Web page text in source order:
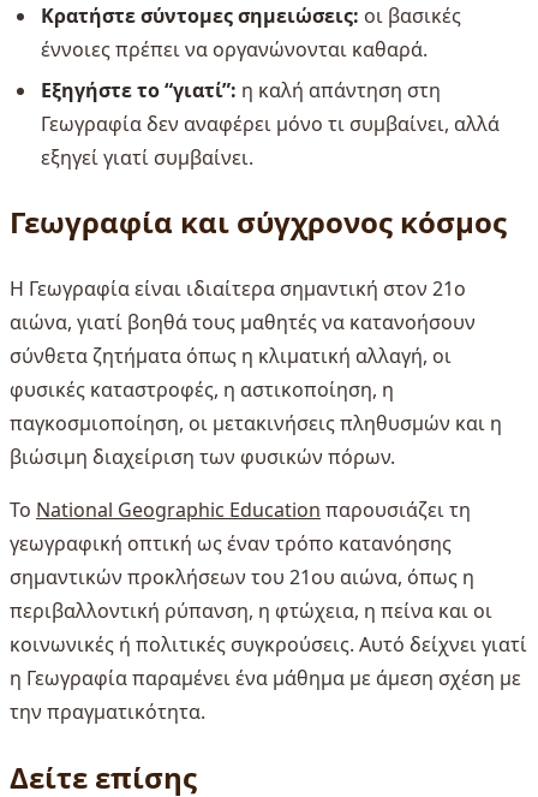
Κρατήστε σύντομες σημειώσεις: οι βασικές
έννοιες πρέπει να οργανώνονται καθαρά.
Εξηγήστε το “γιατί”: η καλή απάντηση στη
Γεωγραφία δεν αναφέρει μόνο τι συμβαίνει, αλλά
εξηγεί γιατί συμβαίνει.
Γεωγραφία και σύγχρονος κόσμος
Η Γεωγραφία είναι ιδιαίτερα σημαντική στον 21ο
αιώνα, γιατί βοηθά τους μαθητές να κατανοήσουν
σύνθετα ζητήματα όπως η κλιματική αλλαγή, οι
φυσικές καταστροφές, η αστικοποίηση, η
παγκοσμιοποίηση, οι μετακινήσεις πληθυσμών και η
βιώσιμη διαχείριση των φυσικών πόρων.
Το National Geographic Education παρουσιάζει τη
γεωγραφική οπτική ως έναν τρόπο κατανόησης
σημαντικών προκλήσεων του 21ου αιώνα, όπως η
περιβαλλοντική ρύπανση, η φτώχεια, η πείνα και οι
κοινωνικές ή πολιτικές συγκρούσεις. Αυτό δείχνει γιατί
η Γεωγραφία παραμένει ένα μάθημα με άμεση σχέση με
την πραγματικότητα.
Δείτε επίσης